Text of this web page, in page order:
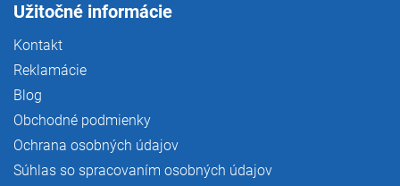
Užitočné informácie
Kontakt
Reklamácie
Blog
Obchodné podmienky
Ochrana osobných údajov
Súhlas so spracovaním osobných údajov